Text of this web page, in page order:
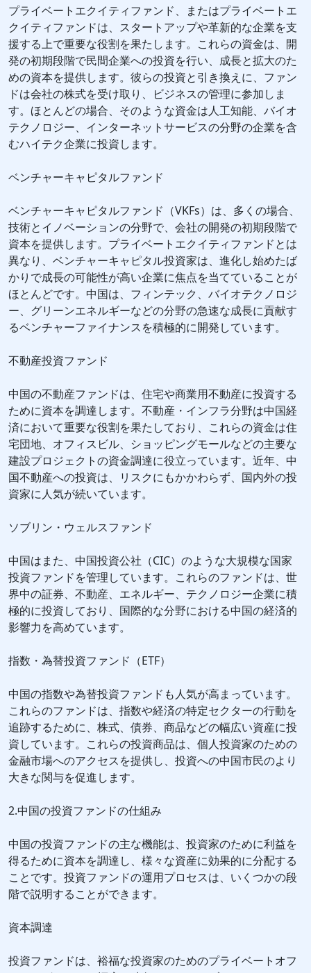
プライベートエクイティファンド、またはプライベートエ
クイティファンドは、スタートアップや革新的な企業を支
援する上で重要な役割を果たします。これらの資金は、開
発の初期段階で民間企業への投資を行い、成長と拡大のた
めの資本を提供します。彼らの投資と引き換えに、ファン
ドは会社の株式を受け取り、ビジネスの管理に参加しま
す。ほとんどの場合、そのような資金は人工知能、バイオ
テクノロジー、インターネットサービスの分野の企業を含
むハイテク企業に投資します。
ベンチャーキャピタルファンド
ベンチャーキャピタルファンド（VKFs）は、多くの場合、
技術とイノベーションの分野で、会社の開発の初期段階で
資本を提供します。プライベートエクイティファンドとは
異なり、ベンチャーキャピタル投資家は、進化し始めたば
かりで成長の可能性が高い企業に焦点を当てていることが
ほとんどです。中国は、フィンテック、バイオテクノロジ
ー、グリーンエネルギーなどの分野の急速な成長に貢献す
るベンチャーファイナンスを積極的に開発しています。
不動産投資ファンド
中国の不動産ファンドは、住宅や商業用不動産に投資する
ために資本を調達します。不動産・インフラ分野は中国経
済において重要な役割を果たしており、これらの資金は住
宅団地、オフィスビル、ショッピングモールなどの主要な
建設プロジェクトの資金調達に役立っています。近年、中
国不動産への投資は、リスクにもかかわらず、国内外の投
資家に人気が続いています。
ソブリン・ウェルスファンド
中国はまた、中国投資公社（CIC）のような大規模な国家
投資ファンドを管理しています。これらのファンドは、世
界中の証券、不動産、エネルギー、テクノロジー企業に積
極的に投資しており、国際的な分野における中国の経済的
影響力を高めています。
指数・為替投資ファンド（ETF）
中国の指数や為替投資ファンドも人気が高まっています。
これらのファンドは、指数や経済の特定セクターの行動を
追跡するために、株式、債券、商品などの幅広い資産に投
資しています。これらの投資商品は、個人投資家のための
金融市場へのアクセスを提供し、投資への中国市民のより
大きな関与を促進します。
2.中国の投資ファンドの仕組み
中国の投資ファンドの主な機能は、投資家のために利益を
得るために資本を調達し、様々な資産に効果的に分配する
ことです。投資ファンドの運用プロセスは、いくつかの段
階で説明することができます。
資本調達
投資ファンドは、裕福な投資家のためのプライベートオフ